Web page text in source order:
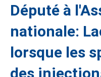
Député à
nationale:
lorsque les
des